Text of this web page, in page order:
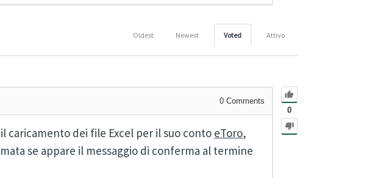
Attivo
Voted
Newest
Oldest
0
0 Comments
caricamento dei file Excel per il suo conto eToro,
se appare il messaggio di conferma al termine